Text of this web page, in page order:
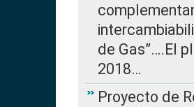
de Gas”….El
2018…
Proyecto de